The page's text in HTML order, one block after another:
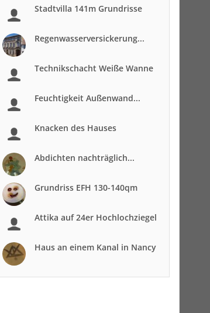
Stadtvilla 141m Grundrisse
Regenwasserversickerung...
Technikschacht Weiße Wanne
Feuchtigkeit Außenwand...
Knacken des Hauses
Abdichten nachträglich...
Grundriss EFH 130-140qm
Attika auf 24er Hochlochziegel
Haus an einem Kanal in Nancy